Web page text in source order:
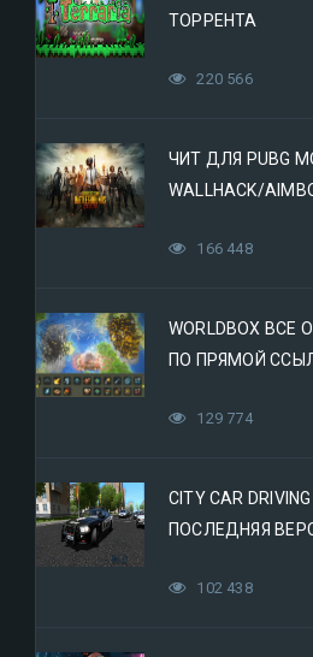
ТОРРЕНТА
220 566
ЧИТ ДЛЯ PUBG
WALLHACK/
166 448
WORLDBOX
ПО ПРЯМОЙ
129 774
CITY CAR
ПОСЛЕДНЯЯ
102 438